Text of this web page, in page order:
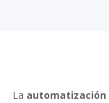
La automatización